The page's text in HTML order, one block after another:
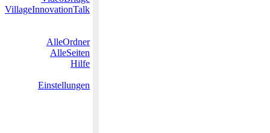
VillageInnovationTalk
AlleOrdner
AlleSeiten
Hilfe
Einstellungen